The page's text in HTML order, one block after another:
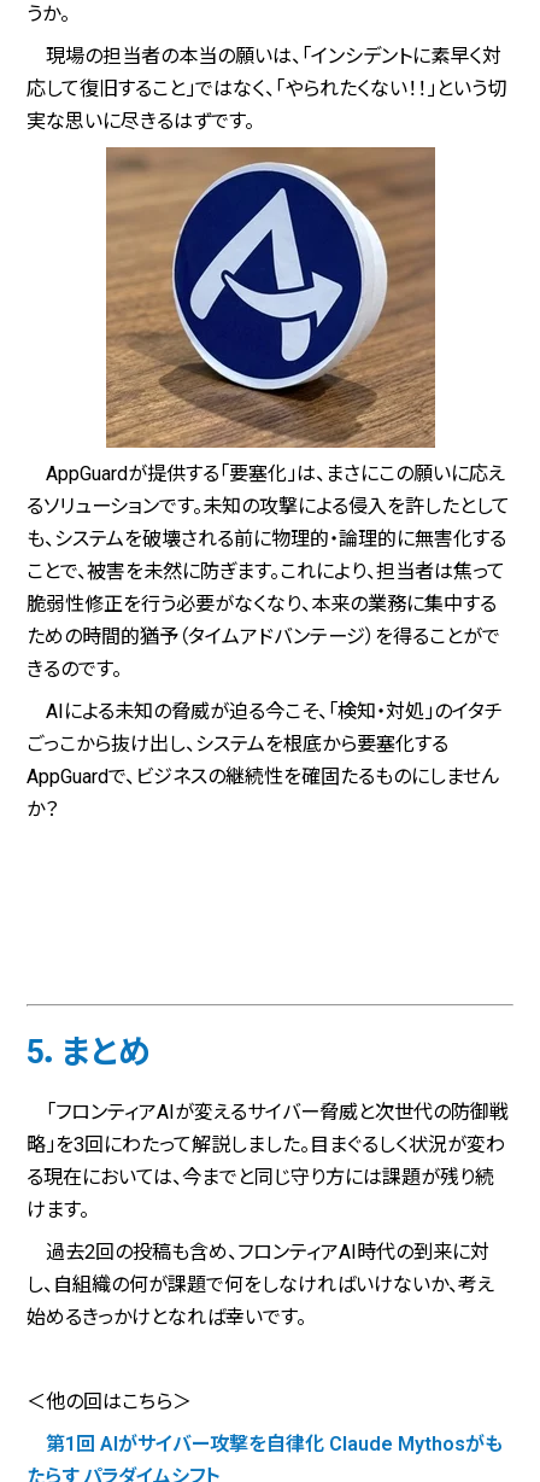
うか。
現場の担当者の本当の願いは、「インシデントに素早く対
応して復旧すること」ではなく、「やられたくない！！」という切
実な思いに尽きるはずです。
AppGuardが提供する「要塞化」は、まさにこの願いに応え
るソリューションです。未知の攻撃による侵入を許したとして
も、システムを破壊される前に物理的・論理的に無害化する
ことで、被害を未然に防ぎます。これにより、担当者は焦って
脆弱性修正を行う必要がなくなり、本来の業務に集中する
ための時間的猶予（タイムアドバンテージ）を得ることがで
きるのです。
AIによる未知の脅威が迫る今こそ、「検知・対処」のイタチ
ごっこから抜け出し、システムを根底から要塞化する
AppGuardで、ビジネスの継続性を確固たるものにしません
か？
5．まとめ
「フロンティアAIが変えるサイバー脅威と次世代の防御戦
略」を3回にわたって解説しました。目まぐるしく状況が変わ
る現在においては、今までと同じ守り方には課題が残り続
けます。
過去2回の投稿も含め、フロンティアAI時代の到来に対
し、自組織の何が課題で何をしなければいけないか、考え
始めるきっかけとなれば幸いです。
＜他の回はこちら＞
第1回 AIがサイバー攻撃を自律化 Claude Mythosがも
たらす パラダイムシフト